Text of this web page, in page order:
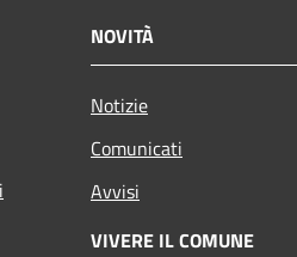
NOVITÀ
Notizie
Comunicati
Avvisi
VIVERE IL COMUNE